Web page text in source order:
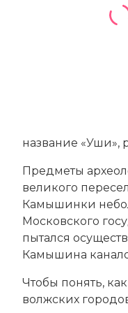
название «Уши»,
Предметы
великого
Камышинки
Московского
пытался
Камышина
Чтобы понять,
волжских